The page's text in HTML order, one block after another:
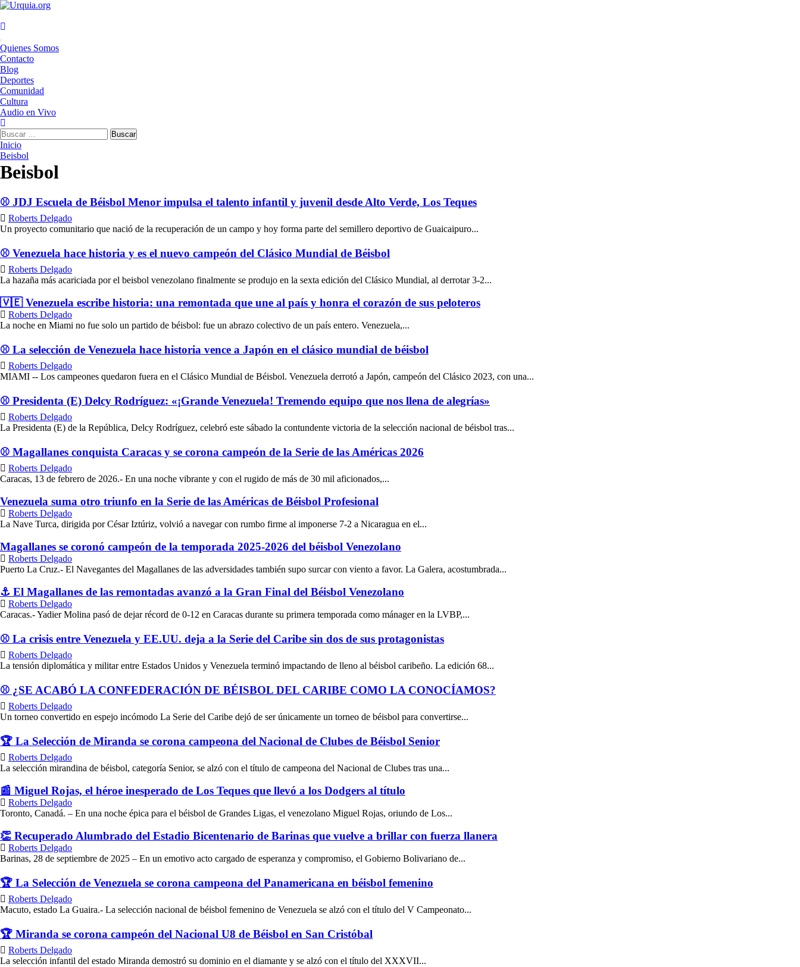
Saltar
contenido
Menú
principal
Quienes Somos
Contacto
Blog
Deportes
Comunidad
Cultura
Audio en Vivo
Buscar:
Inicio
Beisbol
Beisbol
⚾ JDJ Escuela de Béisbol Menor impulsa el talento infantil y juvenil desde Alto Verde, Los Teques
Roberts Delgado
Un proyecto comunitario que nació de la recuperación de un campo y hoy forma parte del semillero deportivo de Guaicaipuro...
⚾ Venezuela hace historia y es el nuevo campeón del Clásico Mundial de Béisbol
Roberts Delgado
La hazaña más acariciada por el beisbol venezolano finalmente se produjo en la sexta edición del Clásico Mundial, al derrotar 3-2...
🇻🇪 Venezuela escribe historia: una remontada que une al país y honra el corazón de sus peloteros
Roberts Delgado
La noche en Miami no fue solo un partido de béisbol: fue un abrazo colectivo de un país entero. Venezuela,...
⚾ La selección de Venezuela hace historia vence a Japón en el clásico mundial de béisbol
Roberts Delgado
MIAMI -- Los campeones quedaron fuera en el Clásico Mundial de Béisbol. Venezuela derrotó a Japón, campeón del Clásico 2023, con una...
⚾ Presidenta (E) Delcy Rodríguez: «¡Grande Venezuela! Tremendo equipo que nos llena de alegrías»
Roberts Delgado
La Presidenta (E) de la República, Delcy Rodríguez, celebró este sábado la contundente victoria de la selección nacional de béisbol tras...
⚾ Magallanes conquista Caracas y se corona campeón de la Serie de las Américas 2026
Roberts Delgado
Caracas, 13 de febrero de 2026.- En una noche vibrante y con el rugido de más de 30 mil aficionados,...
Venezuela suma otro triunfo en la Serie de las Américas de Béisbol Profesional
Roberts Delgado
La Nave Turca, dirigida por César Iztúriz, volvió a navegar con rumbo firme al imponerse 7-2 a Nicaragua en el...
Magallanes se coronó campeón de la temporada 2025-2026 del béisbol Venezolano
Roberts Delgado
Puerto La Cruz.- El Navegantes del Magallanes de las adversidades también supo surcar con viento a favor. La Galera, acostumbrada...
⚓ El Magallanes de las remontadas avanzó a la Gran Final del Béisbol Venezolano
Roberts Delgado
Caracas.- Yadier Molina pasó de dejar récord de 0-12 en Caracas durante su primera temporada como mánager en la LVBP,...
⚾ La crisis entre Venezuela y EE.UU. deja a la Serie del Caribe sin dos de sus protagonistas
Roberts Delgado
La tensión diplomática y militar entre Estados Unidos y Venezuela terminó impactando de lleno al béisbol caribeño. La edición 68...
⚾ ¿SE ACABÓ LA CONFEDERACIÓN DE BÉISBOL DEL CARIBE COMO LA CONOCÍAMOS?
Roberts Delgado
Un torneo convertido en espejo incómodo La Serie del Caribe dejó de ser únicamente un torneo de béisbol para convertirse...
🏆 La Selección de Miranda se corona campeona del Nacional de Clubes de Béisbol Senior
Roberts Delgado
La selección mirandina de béisbol, categoría Senior, se alzó con el título de campeona del Nacional de Clubes tras una...
📰 Miguel Rojas, el héroe inesperado de Los Teques que llevó a los Dodgers al título
Roberts Delgado
Toronto, Canadá. – En una noche épica para el béisbol de Grandes Ligas, el venezolano Miguel Rojas, oriundo de Los...
👏 Recuperado Alumbrado del Estadio Bicentenario de Barinas que vuelve a brillar con fuerza llanera
Roberts Delgado
Barinas, 28 de septiembre de 2025 – En un emotivo acto cargado de esperanza y compromiso, el Gobierno Bolivariano de...
🏆 La Selección de Venezuela se corona campeona del Panamericana en béisbol femenino
Roberts Delgado
Macuto, estado La Guaira.- La selección nacional de béisbol femenino de Venezuela se alzó con el título del V Campeonato...
🏆 Miranda se corona campeón del Nacional U8 de Béisbol en San Cristóbal
Roberts Delgado
La selección infantil del estado Miranda demostró su dominio en el diamante y se alzó con el título del XXXVII...